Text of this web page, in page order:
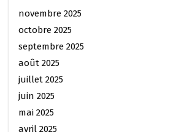
novembre 2025
octobre 2025
septembre 2025
août 2025
juillet 2025
juin 2025
mai 2025
avril 2025